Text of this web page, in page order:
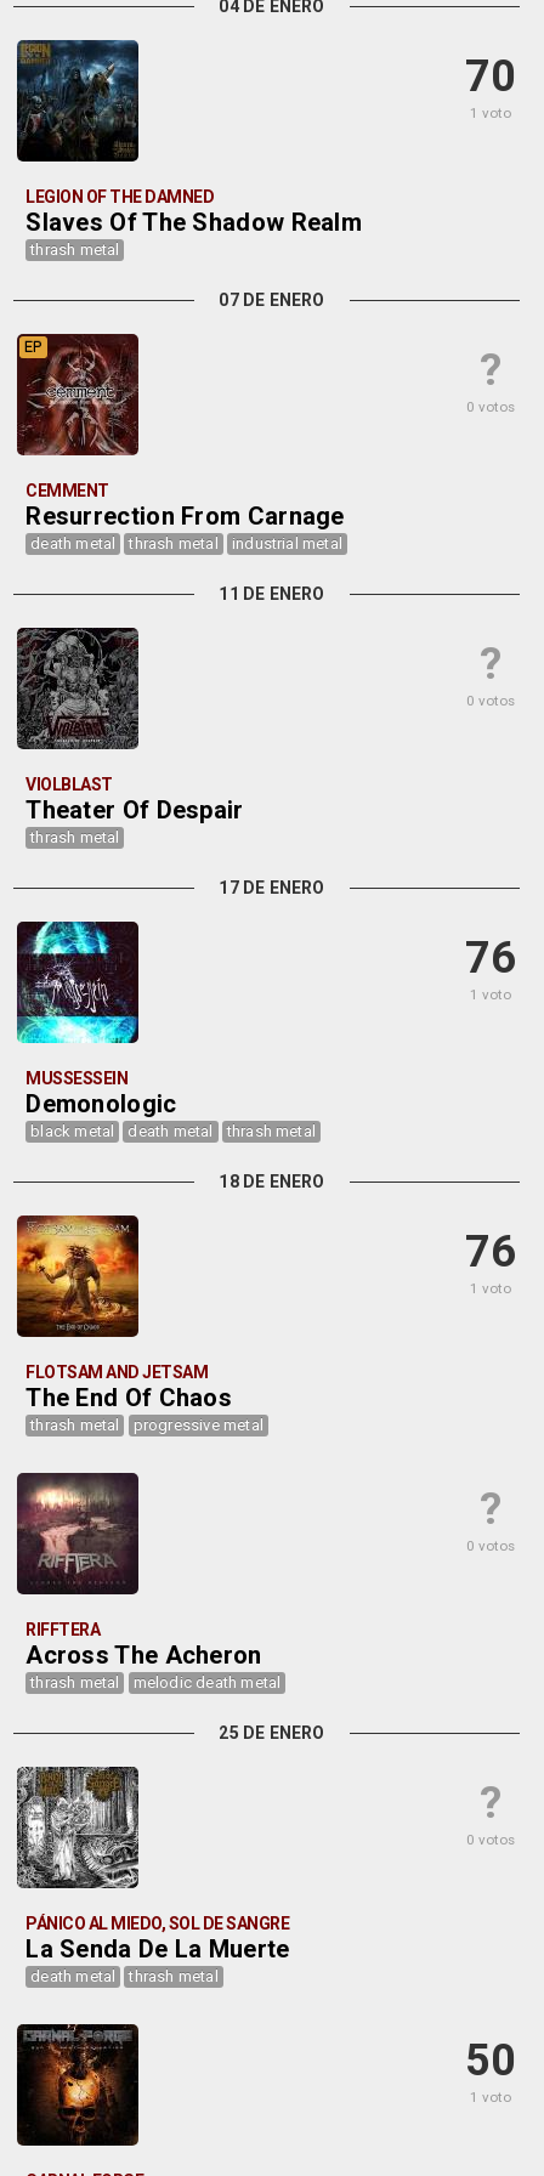
04 DE ENERO
70
1 voto
LEGION OF THE DAMNED
Slaves Of The Shadow Realm
thrash metal
07 DE ENERO
?
0 votos
EP
CEMMENT
Resurrection From Carnage
death metal thrash metal industrial metal
11 DE ENERO
?
0 votos
VIOLBLAST
Theater Of Despair
thrash metal
17 DE ENERO
76
1 voto
MUSSESSEIN
Demonologic
black metal death metal thrash metal
18 DE ENERO
76
1 voto
FLOTSAM AND JETSAM
The End Of Chaos
thrash metal progressive metal
?
0 votos
RIFFTERA
Across The Acheron
thrash metal melodic death metal
25 DE ENERO
?
0 votos
PÁNICO AL MIEDO, SOL DE SANGRE
La Senda De La Muerte
death metal thrash metal
50
1 voto